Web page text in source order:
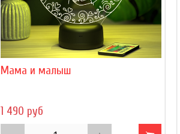
Мама и малыш
1 490 руб